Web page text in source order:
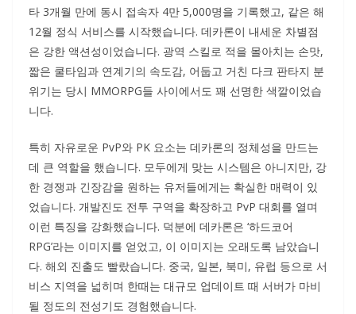
타 3개월 만에 동시 접속자 4만 5,000명을 기록했고, 같은 해
12월 정식 서비스를 시작했습니다. 데카론이 내세운 차별점
은 강한 액션성이었습니다. 광역 스킬로 적을 몰아치는 손맛,
짧은 쿨타임과 연계기의 속도감, 어둡고 거친 다크 판타지 분
위기는 당시 MMORPG들 사이에서도 꽤 선명한 색깔이었습
니다.
특히 자유로운 PvP와 PK 요소는 데카론의 정체성을 만드는
데 큰 역할을 했습니다. 모두에게 맞는 시스템은 아니지만, 강
한 경쟁과 긴장감을 원하는 유저들에게는 확실한 매력이 있
었습니다. 개발진도 전투 구역을 확장하고 PvP 대회를 열며
이런 특징을 강화했습니다. 덕분에 데카론은 ‘하드코어
RPG’라는 이미지를 얻었고, 이 이미지는 오래도록 남았습니
다. 해외 진출도 빨랐습니다. 중국, 일본, 북미, 유럽 등으로 서
비스 지역을 넓히며 한때는 대규모 업데이트 때 서버가 마비
될 정도의 전성기도 경험했습니다.